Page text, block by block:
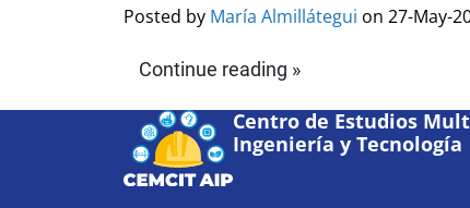
Posted by María Almillátegui on 27-May-
Continue reading »
Centro de Estudios
Ingeniería y Tecnología